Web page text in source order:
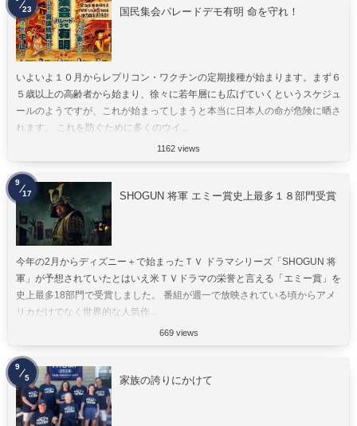
国民集会パレードデモ有明 命を守れ！
いよいよ１０月からレプリコン・ワクチンの定期接種が始まります。まず６
５歳以上の高齢者から始まり、徐々に若年層にも広げていくというスケジュ
ールのようですが、これが始まってしまうと本当に日本人の命が危険に晒さ
れます。 これを防ぐために多くのウイ...
1162 views
23
SHOGUN 将軍 エミー賞史上最多１８部門受賞
今年の2月からディズニー＋で始まったＴＶ ドラマシリーズ「SHOGUN 将
軍」が予想されていたとはいえ米ＴＶドラマの栄誉と言える「エミー賞」を
史上最多18部門で受賞しました。 番組が週一で放映されている頃からアメ
リカだけでなく世界的な人気作...
669 views
9
17
家族の誇りにかけて
9
5